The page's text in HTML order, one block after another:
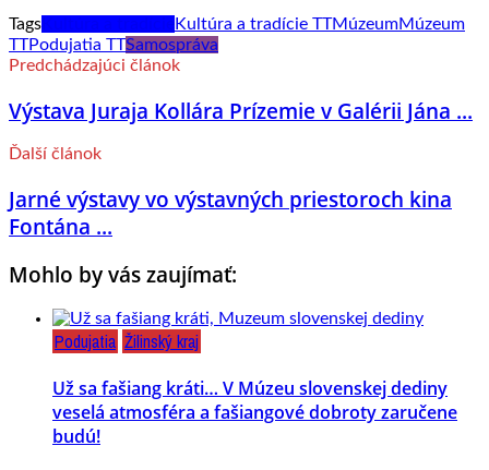
Tags Kultúra a tradície TTMúzeumMúzeum
TTPodujatia TTSamospráva
Predchádzajúci článok
Výstava Juraja Kollára Prízemie v Galérii Jána ...
Ďalší článok
Jarné výstavy vo výstavných priestoroch kina
Fontána ...
Mohlo by vás zaujímať:
Podujatia Žilinský kraj
Už sa fašiang kráti… V Múzeu slovenskej dediny
veselá atmosféra a fašiangové dobroty zaručene
budú!